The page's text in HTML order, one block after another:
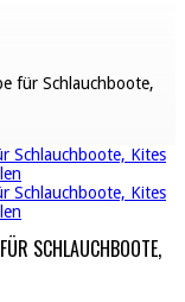
für Schlauchboote,
SCHLAUCHBOOTE,